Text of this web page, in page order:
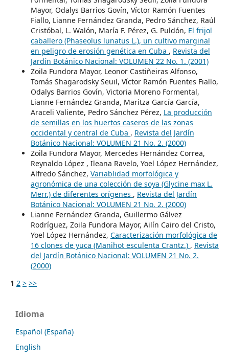
Mayor, Odalys Barrios Govín, Víctor Ramón Fuentes
Fiallo, Lianne Fernández Granda, Pedro Sánchez, Raúl
Cristóbal, L. Walón, María F. Pérez, G. Puldón, El frijol
caballero (Phaseolus lunatus L.), un cultivo marginal
en peligro de erosión genética en Cuba , Revista del
Jardín Botánico Nacional: VOLUMEN 22 No. 1. (2001)
Zoila Fundora Mayor, Leonor Castiñeiras Alfonso,
Tomás Shagarodsky Seuil, Víctor Ramón Fuentes Fiallo,
Odalys Barrios Govín, Victoria Moreno Formental,
Lianne Fernández Granda, Maritza García García,
Araceli Valiente, Pedro Sánchez Pérez, La producción
de semillas en los huertos caseros de las zonas
occidental y central de Cuba , Revista del Jardín
Botánico Nacional: VOLUMEN 21 No. 2. (2000)
Zoila Fundora Mayor, Mercedes Hernández Correa,
Reynaldo López , Ileana Ravelo, Yoel López Hernández,
Alfredo Sánchez, Variablidad morfológica y
agronómica de una colección de soya (Glycine max L.
Merr.) de diferentes orígenes , Revista del Jardín
Botánico Nacional: VOLUMEN 21 No. 2. (2000)
Lianne Fernández Granda, Guillermo Gálvez
Rodríguez, Zoila Fundora Mayor, Ailín Cairo del Cristo,
Yoel López Hernández, Caracterización morfológica de
16 clones de yuca (Manihot esculenta Crantz.) , Revista
del Jardín Botánico Nacional: VOLUMEN 21 No. 2.
(2000)
1 2 > >>
Idioma
Español (España)
English